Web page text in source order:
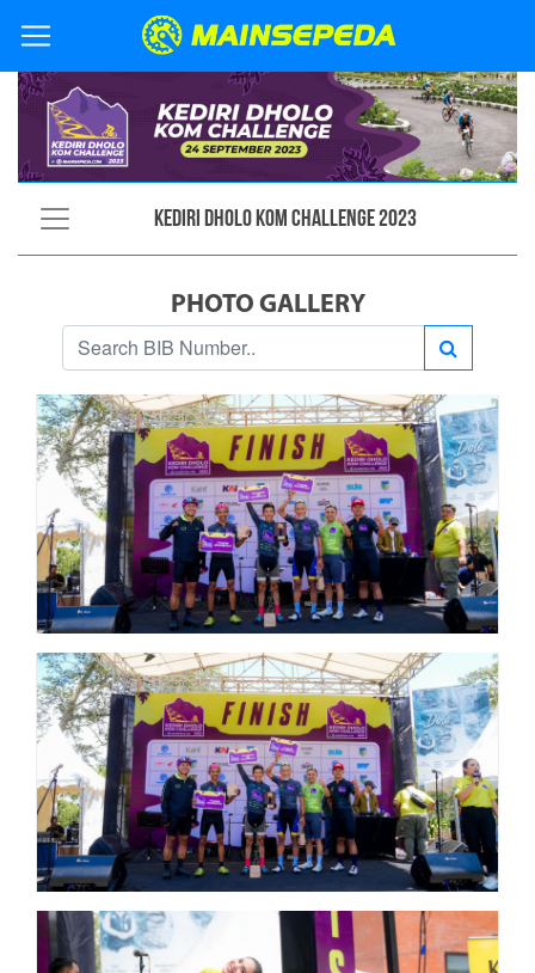
Kediri Dholo KOM Challenge 2023
PHOTO GALLERY